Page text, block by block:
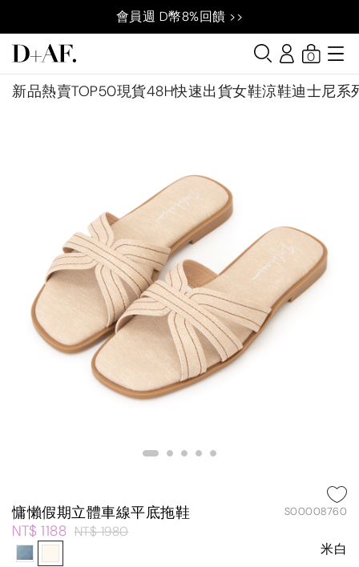
會員週 D幣8%回饋 >>
新品熱賣TOP50現貨48H快速出貨女鞋涼鞋迪士尼系
0
慵懶假期立體車線平底拖鞋 S00008760
NT$ 1188 NT$ 1980
米白